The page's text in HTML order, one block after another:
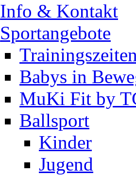
Info & Kontakt
Sportangebote
Babys in
MuKi Fit by
Ballsport
Kinder
Jugend